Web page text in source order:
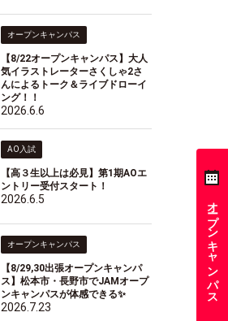
オープンキャンパス
【8/22オープンキャンパス】大人
気イラストレーターさくしゃ2さ
んによるトーク＆ライブドローイ
ング！！
2026.6.6
AO入試
【高３生以上は必見】第1期AOエ
ントリー受付スタート！
2026.6.5
オープンキャンパス
【8/29,30出張オープンキャンパ
ス】松本市・長野市でJAMオープ
ンキャンパスが体感できる✨
2026.7.23
オープンキャンパス